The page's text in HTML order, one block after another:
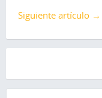
Siguiente artículo →